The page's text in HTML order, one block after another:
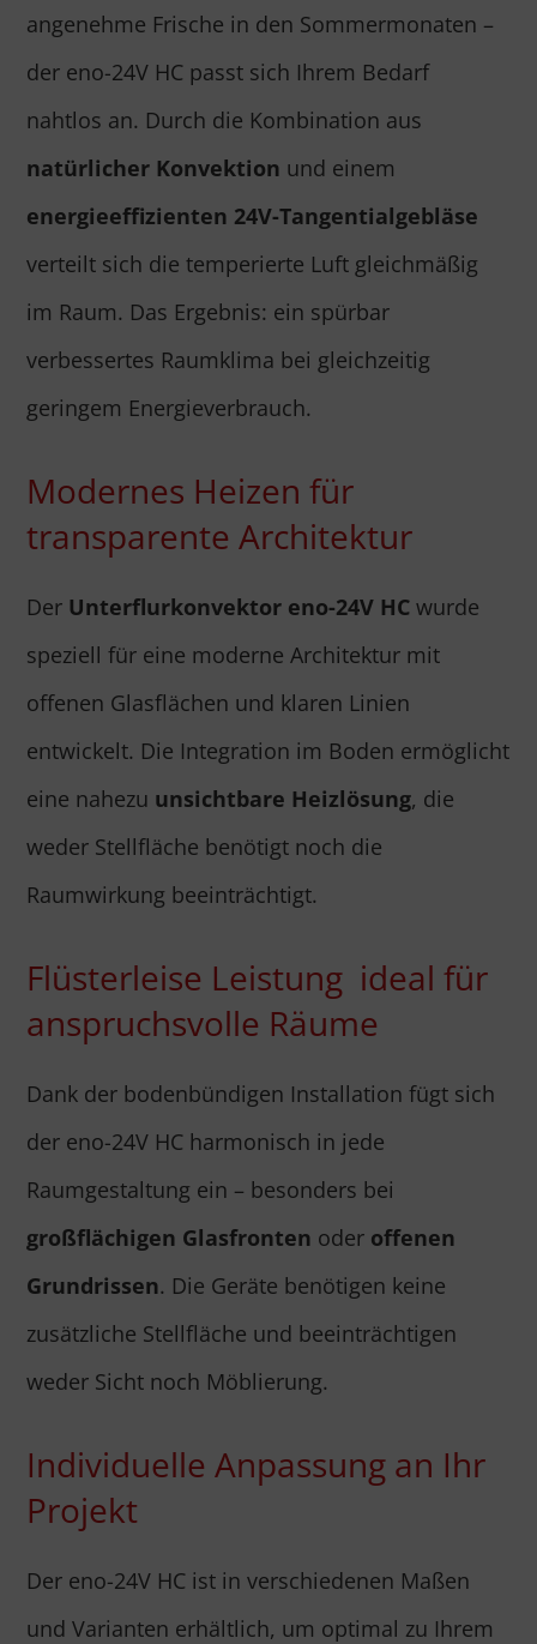
angenehme Frische in den Sommermonaten –
der eno-24V HC passt sich Ihrem Bedarf
nahtlos an. Durch die Kombination aus
natürlicher Konvektion und einem
energieeffizienten 24V-Tangentialgebläse
verteilt sich die temperierte Luft gleichmäßig
im Raum. Das Ergebnis: ein spürbar
verbessertes Raumklima bei gleichzeitig
geringem Energieverbrauch.
Modernes Heizen für
transparente Architektur
Der Unterflurkonvektor eno-24V HC wurde
speziell für eine moderne Architektur mit
offenen Glasflächen und klaren Linien
entwickelt. Die Integration im Boden ermöglicht
eine nahezu unsichtbare Heizlösung, die
weder Stellfläche benötigt noch die
Raumwirkung beeinträchtigt.
Flüsterleise Leistung ideal für
anspruchsvolle Räume
Dank der bodenbündigen Installation fügt sich
der eno-24V HC harmonisch in jede
Raumgestaltung ein – besonders bei
großflächigen Glasfronten oder offenen
Grundrissen. Die Geräte benötigen keine
zusätzliche Stellfläche und beeinträchtigen
weder Sicht noch Möblierung.
Individuelle Anpassung an Ihr
Projekt
Der eno-24V HC ist in verschiedenen Maßen
und Varianten erhältlich, um optimal zu Ihrem